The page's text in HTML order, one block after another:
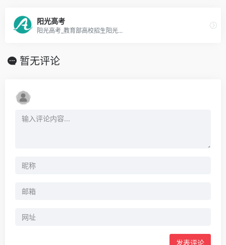
阳光高考
阳光高考_教育部高校招生阳光...
暂无评论